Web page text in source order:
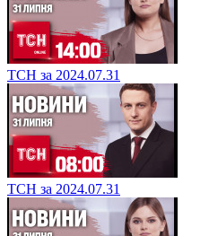
ТСН за 2024.07.31
ТСН за 2024.07.31